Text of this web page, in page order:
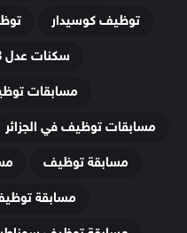
توظيف كوسيدار
سكنات عدل 3
مسابقات
مسابقات توظيف في الجزائر
مسابقة توظيف
مسابقة توظيف